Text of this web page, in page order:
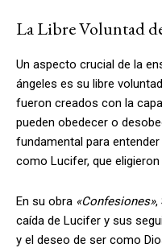
La Libre Voluntad
Un aspecto crucial de la
ángeles es su libre
fueron creados con la
pueden obedecer o
fundamental para
como Lucifer, que
En su obra «Confesiones»,
caída de Lucifer y sus
y el deseo de ser como